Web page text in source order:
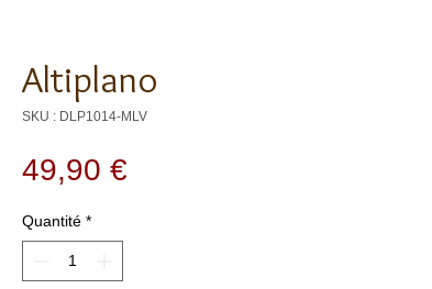
Altiplano
SKU : DLP1014-MLV
49,90 €
Quantité *